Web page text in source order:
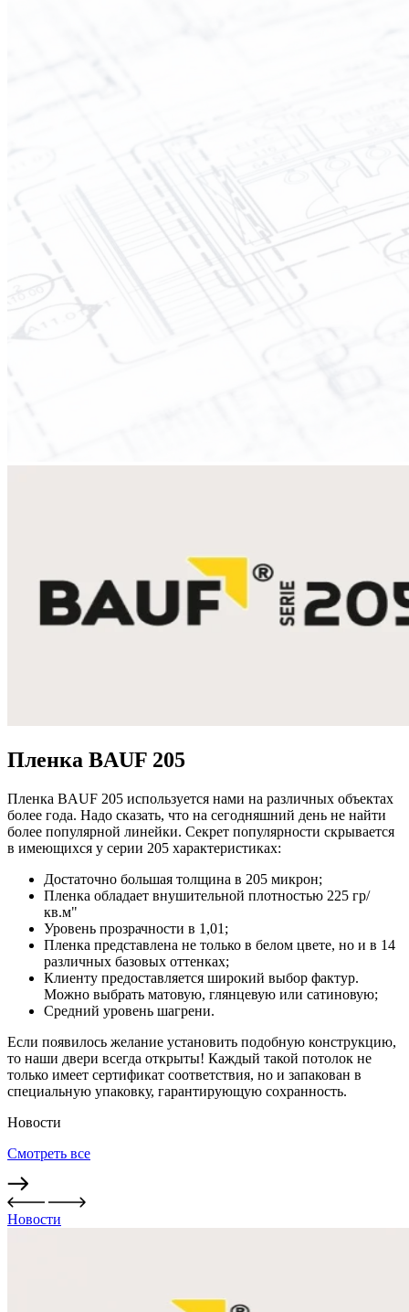
Пленка BAUF 205
Пленка BAUF 205 используется нами на различных объектах
более года. Надо сказать, что на сегодняшний день не найти
более популярной линейки. Секрет популярности скрывается
в имеющихся у серии 205 характеристиках:
Достаточно большая толщина в 205 микрон;
Пленка обладает внушительной плотностью 225 гр/
кв.м"
Уровень прозрачности в 1,01;
Пленка представлена не только в белом цвете, но и в 14
различных базовых оттенках;
Клиенту предоставляется широкий выбор фактур.
Можно выбрать матовую, глянцевую или сатиновую;
Средний уровень шагрени.
Если появилось желание установить подобную конструкцию,
то наши двери всегда открыты! Каждый такой потолок не
только имеет сертификат соответствия, но и запакован в
специальную упаковку, гарантирующую сохранность.
Новости
Смотреть все
Новости